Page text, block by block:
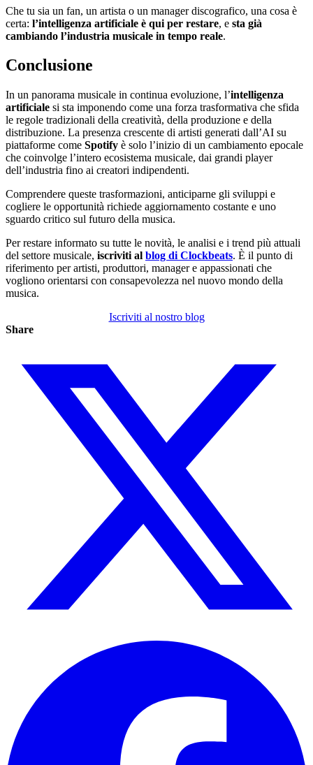
Che tu sia un fan, un artista o un manager discografico, una cosa è
certa: l’intelligenza artificiale è qui per restare, e sta già
cambiando l’industria musicale in tempo reale.
Conclusione
In un panorama musicale in continua evoluzione, l’intelligenza
artificiale si sta imponendo come una forza trasformativa che sfida
le regole tradizionali della creatività, della produzione e della
distribuzione. La presenza crescente di artisti generati dall’AI su
piattaforme come Spotify è solo l’inizio di un cambiamento epocale
che coinvolge l’intero ecosistema musicale, dai grandi player
dell’industria fino ai creatori indipendenti.
Comprendere queste trasformazioni, anticiparne gli sviluppi e
cogliere le opportunità richiede aggiornamento costante e uno
sguardo critico sul futuro della musica.
Per restare informato su tutte le novità, le analisi e i trend più attuali
del settore musicale, iscriviti al blog di Clockbeats. È il punto di
riferimento per artisti, produttori, manager e appassionati che
vogliono orientarsi con consapevolezza nel nuovo mondo della
musica.
Iscriviti al nostro blog
Share